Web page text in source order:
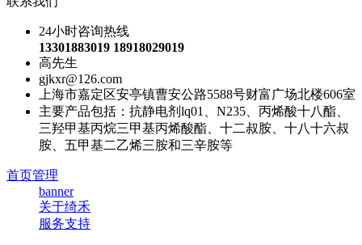
24小时咨询热线
13301883019 18918029019
高先生
gjkxr@126.com
上海市嘉定区安亭镇曹安公路5588号财富广场北楼606室
主要产品包括：抗静电剂lq01、N235、丙烯酸十八酯、
三羟甲基丙烷三甲基丙烯酸酯、十二叔胺、十八十六叔
胺、五甲基二乙烯三胺和三辛胺等
首页管理
banner
关于绮禾
服务支持